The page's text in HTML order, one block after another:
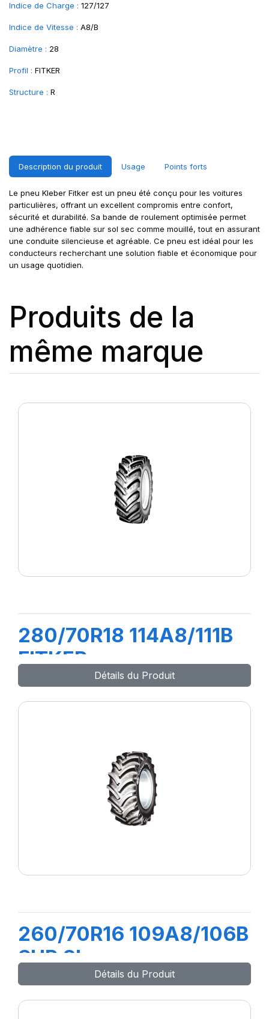
Indice de Charge : 127/127
Indice de Vitesse : A8/B
Diamètre : 28
Profil : FITKER
Structure : R
Description du produit Usage Points forts
Le pneu Kleber Fitker est un pneu été conçu pour les voitures
particulières, offrant un excellent compromis entre confort,
sécurité et durabilité. Sa bande de roulement optimisée permet
une adhérence fiable sur sol sec comme mouillé, tout en assurant
une conduite silencieuse et agréable. Ce pneu est idéal pour les
conducteurs recherchant une solution fiable et économique pour
un usage quotidien.
Produits de la
même marque
280/70R18 114A8/111B
FITKER
Détails du Produit
260/70R16 109A8/106B
SUP 8L
Détails du Produit